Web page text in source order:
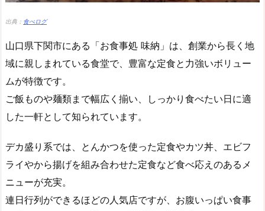
出典： 食べログ
山口県下関市にある「お食事処 味納」は、創業から長く地
域に親しまれている食堂で、豊富な定食と力強いボリュー
ムが特徴です。
ご飯ものや麺類まで幅広く揃い、しっかり食べたい日に適
した一軒として知られています。
デカ盛り系では、とんかつを使った定食やカツ丼、エビフ
ライやから揚げを組み合わせた定食など食べ応えのあるメ
ニューが充実。
連日行列ができるほどの人気店ですが、お腹いっぱい食事